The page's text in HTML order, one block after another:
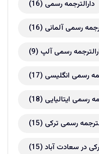
دارالترجمه رسمی (16)
رسمی آلمانی (16)
رسمی آلپ (9)
رسمی انگلیسی (17)
رسمی ایتالیایی (18)
رسمی ترکی (15)
در سعادت آباد (15)